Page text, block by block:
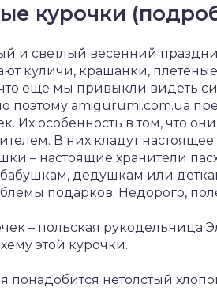
курочки
и светлый весенний
куличи, крашанки,
еще мы привыкли видеть
поэтому amigurumi.com.ua
Их особенность в том, что
В них кладут
– настоящие хранители
дедушкам или
подарков. Недорого,
– польская рукодельница
этой курочки.
понадобится нетолстый